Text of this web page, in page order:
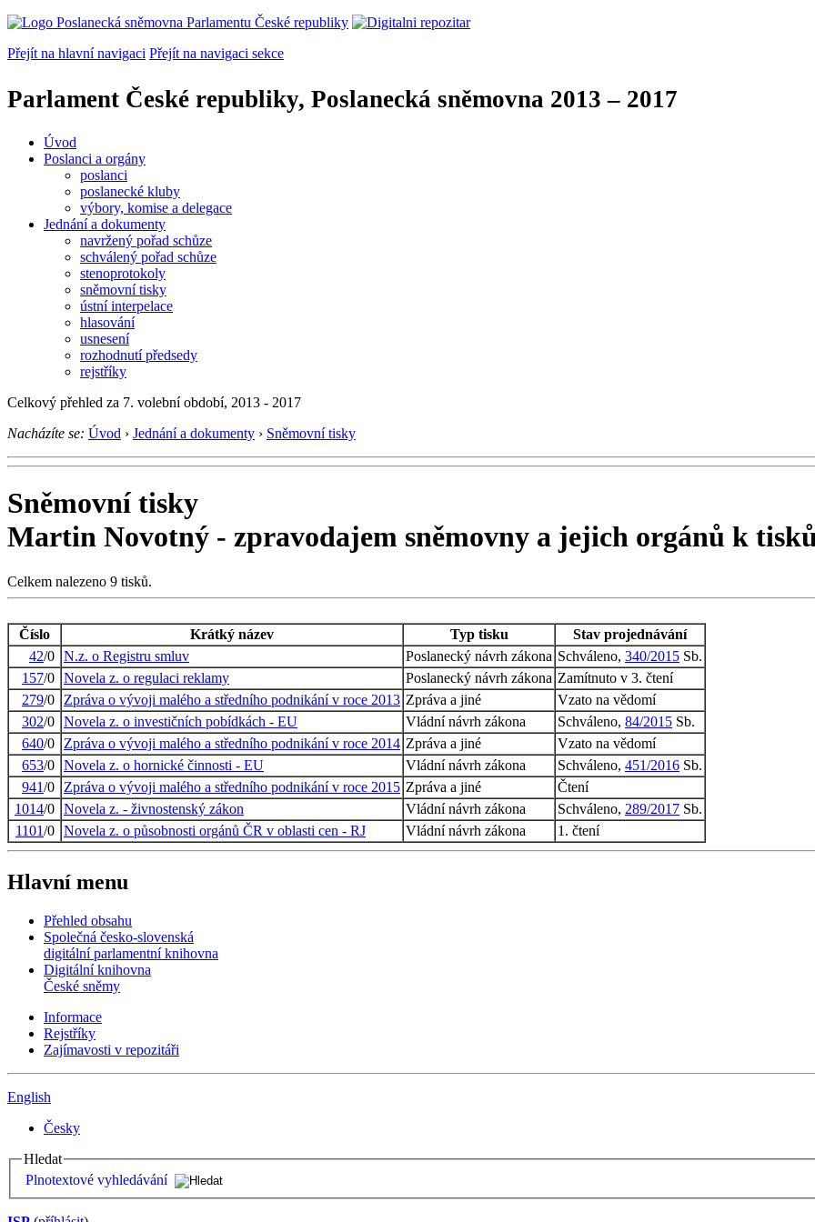
Přejít na hlavní navigaci Přejít na navigaci sekce
Parlament České republiky, Poslanecká sněmovna 2013 – 2017
Úvod
Poslanci a orgány
poslanci
poslanecké kluby
výbory, komise a delegace
Jednání a dokumenty
navržený pořad schůze
schválený pořad schůze
stenoprotokoly
sněmovní tisky
ústní interpelace
hlasování
usnesení
rozhodnutí předsedy
rejstříky
Celkový přehled za 7. volební období, 2013 - 2017
Nacházíte se: Úvod › Jednání a dokumenty › Sněmovní tisky
Sněmovní tisky
Martin Novotný - zpravodajem sněmovny a jejich orgánů k
Celkem nalezeno 9 tisků.
Číslo Krátký název Typ tisku
Stav projednávání
42/0 N.z. o Registru smluv Poslanecký návrh zákona Schváleno, 340/2015 Sb.
157/0 Novela z. o regulaci reklamy Poslanecký návrh zákona Zamítnuto v 3. čtení
279/0 Zpráva o vývoji malého a středního podnikání v roce 2013 Zpráva a jiné
Vzato na vědomí
302/0 Novela z. o investičních pobídkách - EU Vládní návrh zákona Schváleno, 84/2015 Sb.
640/0 Zpráva o vývoji malého a středního podnikání v roce 2014 Zpráva a jiné
Vzato na vědomí
653/0 Novela z. o hornické činnosti - EU Vládní návrh zákona Schváleno, 451/2016 Sb.
941/0 Zpráva o vývoji malého a středního podnikání v roce 2015 Zpráva a jiné
Čtení
1014/0 Novela z. - živnostenský zákon Vládní návrh zákona Schváleno, 289/2017 Sb.
1101/0 Novela z. o působnosti orgánů ČR v oblasti cen - RJ Vládní návrh zákona 1. čtení
Hlavní menu
Přehled obsahu
Společná česko-slovenská
digitální parlamentní knihovna
Digitální knihovna
České sněmy
Informace
Rejstříky
Zajímavosti v repozitáři
English
Česky
Hledat
Plnotextové vyhledávání